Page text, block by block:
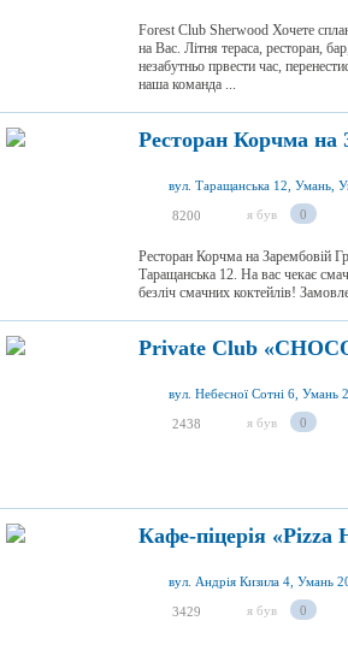
Forest Club Sherwood Хочете
на Вас. Літня тераса, ресторан,
незабутньо првести час,
наша команда ...
Ресторан Корчма на
вул. Таращанська 12, Умань,
8200 я був 0
Ресторан Корчма на Зарембовій
Таращанська 12. На вас чекає
безліч смачних коктейлів!
Private Club
вул. Небесної Сотні 6, Умань
2438 я був 0
Кафе-піцерія «Pizza
вул. Андрія Кизила 4, Умань
3429 я був 0